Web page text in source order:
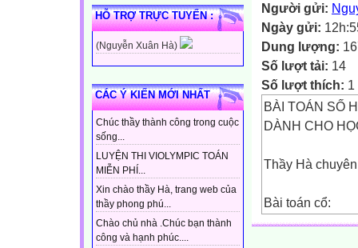
HỖ TRỢ TRỰC TUYẾN :
(Nguyễn Xuân Hà)
CÁC Ý KIẾN MỚI NHẤT
Chúc thầy thành công trong cuộc
sống...
LUYỆN THI VIOLYMPIC TOÁN
MIỄN PHÍ...
Xin chào thầy Hà, trang web của
thầy phong phú...
Chào chủ nhà .Chúc bạn thành
công và hạnh phúc....
Người gửi:
Ngày gửi:
Dung lượng:
Số lượt tải: 14
Số lượt thích:
BÀI TOÁN SỐ
DÀNH CHO
Thầy Hà
Bài toán cổ: